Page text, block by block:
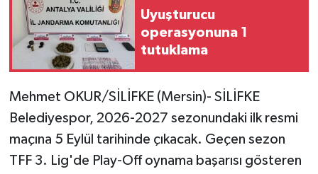
Uyuşturucu
operasyonuna 1
tutuklama
Mehmet OKUR/SİLİFKE (Mersin)- SİLİFKE
Belediyespor, 2026-2027 sezonundaki ilk resmi
maçına 5 Eylül tarihinde çıkacak. Geçen sezon
TFF 3. Lig'de Play-Off oynama başarısı gösteren